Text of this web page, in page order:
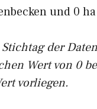
und 0
der
Wert von 0
vorliegen.